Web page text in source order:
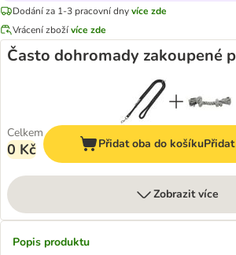
Dodání za 1-3 pracovní dnyvíce zde
Vrácení zbožívíce zde
Často dohromady zakoupené
Celkem
0 Kč Přidat oba do košíku
Zobrazit více
Popis produktu